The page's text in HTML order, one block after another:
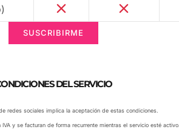
SUSCRIBIRME
DEL SERVICIO
redes sociales implica la aceptación de estas condiciones.
y se facturan de forma recurrente mientras el servicio esté activo.